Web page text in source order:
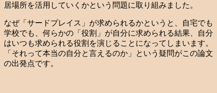
居場所を活用していくかという問題に取り組みました。
なぜ「サードプレイス」が求められるかというと、自宅でも
学校でも、何らかの「役割」が自分に求められる結果、自分
はいつも求められる役割を演じることになってしまいます。
「それって本当の自分と言えるのか」という疑問がこの論文
の出発点です。